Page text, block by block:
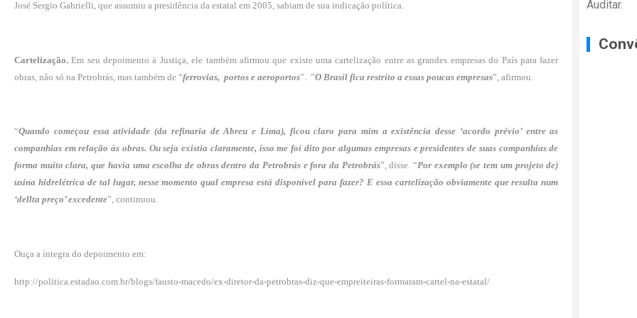
José Sergio Gabrielli, que assumiu a presidência da estatal em 2005, sabiam de sua indicação política.
Cartelização. Em seu depoimento à Justiça, ele também afirmou que existe uma cartelização entre as grandes empresas do País para fazer
obras, não só na Petrobrás, mas também de “ferrovias, portos e aeroportos”. ”O Brasil fica restrito a essas poucas empresas”, afirmou.
“Quando começou essa atividade (da refinaria de Abreu e Lima), ficou claro para mim a existência desse ‘acordo prévio’ entre as
companhias em relação às obras. Ou seja existia claramente, isso me foi dito por algumas empresas e presidentes de suas companhias de
forma muito clara, que havia uma escolha de obras dentro da Petrobrás e fora da Petrobrás”, disse. “Por exemplo (se tem um projeto de)
usina hidrelétrica de tal lugar, nesse momento qual empresa está disponível para fazer? E essa cartelização obviamente que resulta num
‘dellta preço’ excedente”, continuou.
Ouça a íntegra do depoimento em:
http://politica.estadao.com.br/blogs/fausto-macedo/ex-diretor-da-petrobras-diz-que-empreiteiras-formaram-cartel-na-estatal/
Auditar.